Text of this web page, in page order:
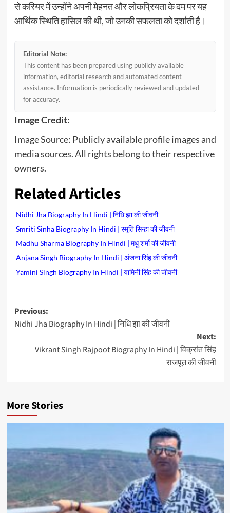
से करियर में उन्होंने अपनी मेहनत और लोकप्रियता के दम पर यह
आर्थिक स्थिति हासिल की थी, जो उनकी सफलता को दर्शाती है।
Editorial Note:
This content has been prepared using publicly available
information, editorial research and automated content
assistance. Information is periodically reviewed and updated
for accuracy.
Image Credit:
Image Source: Publicly available profile images and
media sources. All rights belong to their respective
owners.
Related Articles
Nidhi Jha Biography In Hindi | निधि झा की जीवनी
Smriti Sinha Biography In Hindi | स्मृति सिन्हा की जीवनी
Madhu Sharma Biography In Hindi | मधु शर्मा की जीवनी
Anjana Singh Biography In Hindi | अंजना सिंह की जीवनी
Yamini Singh Biography In Hindi | यामिनी सिंह की जीवनी
Post
navigation
Previous:
Nidhi Jha Biography In Hindi | निधि झा की जीवनी
Next:
Vikrant Singh Rajpoot Biography In Hindi | विक्रांत सिंह
राजपूत की जीवनी
More Stories